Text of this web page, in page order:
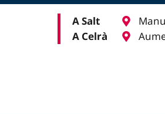
A Salt
A Celrà